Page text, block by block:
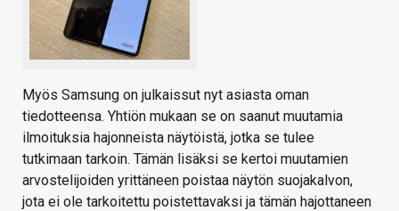
Myös Samsung on julkaissut nyt asiasta oman
tiedotteensa. Yhtiön mukaan se on saanut muutamia
ilmoituksia hajonneista näytöistä, jotka se tulee
tutkimaan tarkoin. Tämän lisäksi se kertoi muutamien
arvostelijoiden yrittäneen poistaa näytön suojakalvon,
jota ei ole tarkoitettu poistettavaksi ja tämän hajottaneen